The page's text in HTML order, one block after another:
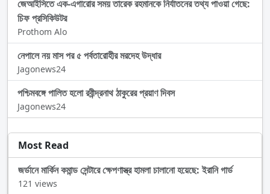
জেআইসিতে এক-এগারোর সময় তারেক রহমানকে নির্যাতনের তথ্য পাওয়া গেছে:
চিফ প্রসিকিউটর
Prothom Alo
নেপালে নয় মাস পর ৫ পর্বতারোহীর মরদেহ উদ্ধার
Jagonews24
পশ্চিমবঙ্গে পালিত হলো রবীন্দ্রনাথ ঠাকুরের প্রয়াণ দিবস
Jagonews24
Most Read
জর্ডানে মার্কিন কমান্ড সেন্টারে ক্ষেপণাস্ত্র হামলা চালানো হয়েছে: ইরানি গার্ড
121 views